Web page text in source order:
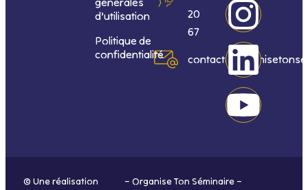
d’utilisation
Politique de
confidentialité
20
67
c
e
b
s
t
a
n
k
e
u
t
u
© Une réalisation – Organise Ton Séminaire –